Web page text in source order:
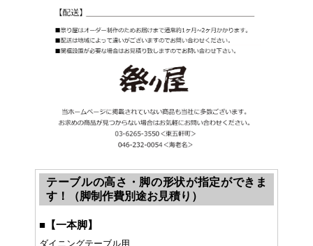
テーブルの高さ・脚の形状が指定ができま
す！（脚制作費別途お見積り）
■ 【一本脚】
ダイニングテーブル用